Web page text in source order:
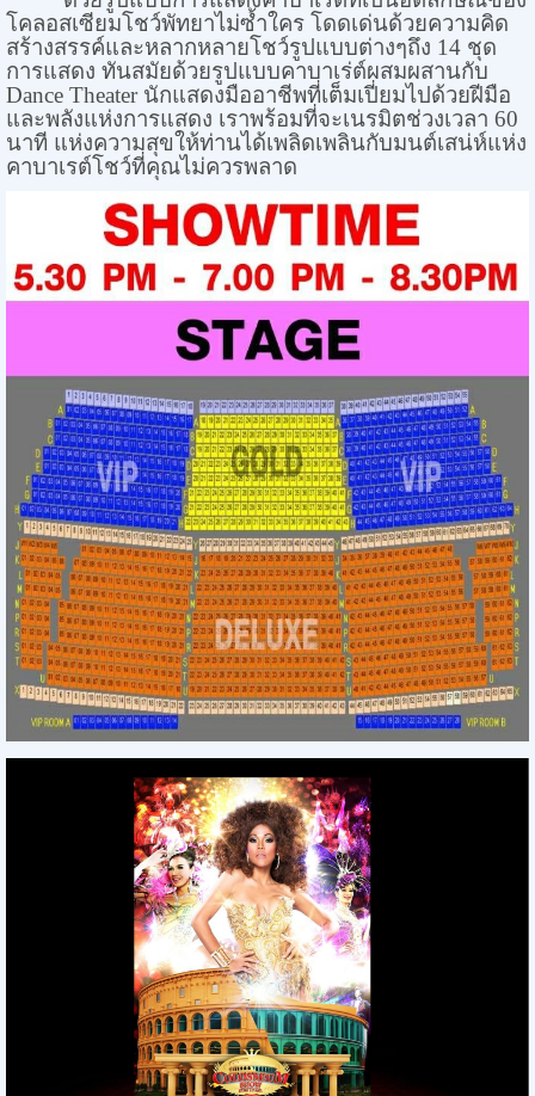
โคลอสเซียมโชว์พัทยาไม่ซ้ำใคร โดดเด่นด้วยความคิด
สร้างสรรค์และหลากหลายโชว์รูปแบบต่างๆถึง 14 ชุด
การแสดง ทันสมัยด้วยรูปแบบคาบาเร่ต์ผสมผสานกับ
Dance Theaterนักแสดงมืออาชีพที่เต็มเปี่ยมไปด้วยฝีมือ
และพลังแห่งการแสดง เราพร้อมที่จะเนรมิตช่วงเวลา 60
นาที แห่งความสุขให้ท่านได้เพลิดเพลินกับมนต์เสน่ห์แห่ง
คาบาเรต์โชว์ที่คุณไม่ควรพลาด